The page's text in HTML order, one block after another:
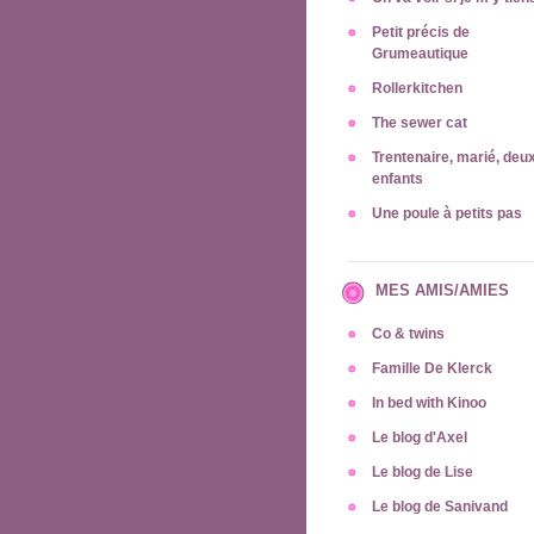
Petit précis de
Grumeautique
Rollerkitchen
The sewer cat
Trentenaire, marié,
enfants
Une poule à petits pas
MES AMIS/AMIES
Co & twins
Famille De Klerck
In bed with Kinoo
Le blog d'Axel
Le blog de Lise
Le blog de Sanivand